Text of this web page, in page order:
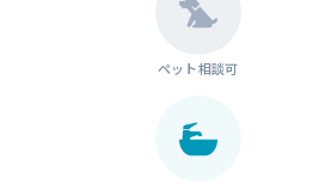
ペット相談可